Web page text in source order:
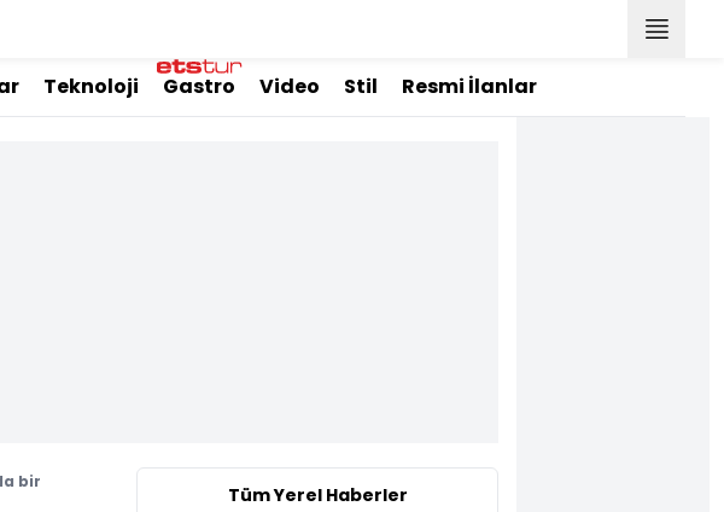
Teknoloji Gastro Video Stil Resmi İlanlar
bir
Tüm Yerel Haberler